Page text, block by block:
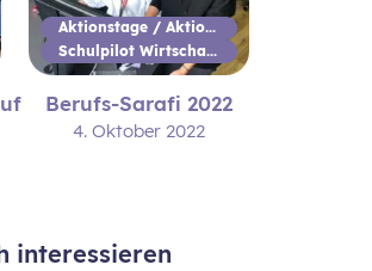
Aktionstage / Aktionswoche
Schulpilot Wirtschaftsbildung
Berufs-Sarafi 2022
4. Oktober 2022
interessieren